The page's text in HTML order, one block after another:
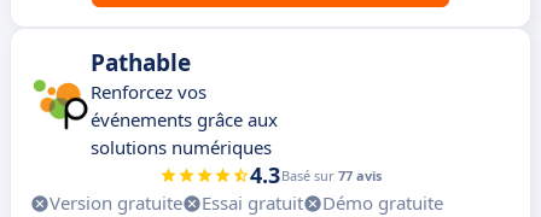
Pathable
Renforcez vos
événements grâce aux
solutions numériques
4.3Basé sur 77 avis
Version gratuite Essai gratuit
Démo gratuite